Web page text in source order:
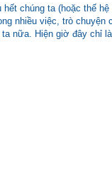
chúng ta (hoặc thế
nhiều việc, trò chuyện
nữa. Hiện giờ đây chỉ